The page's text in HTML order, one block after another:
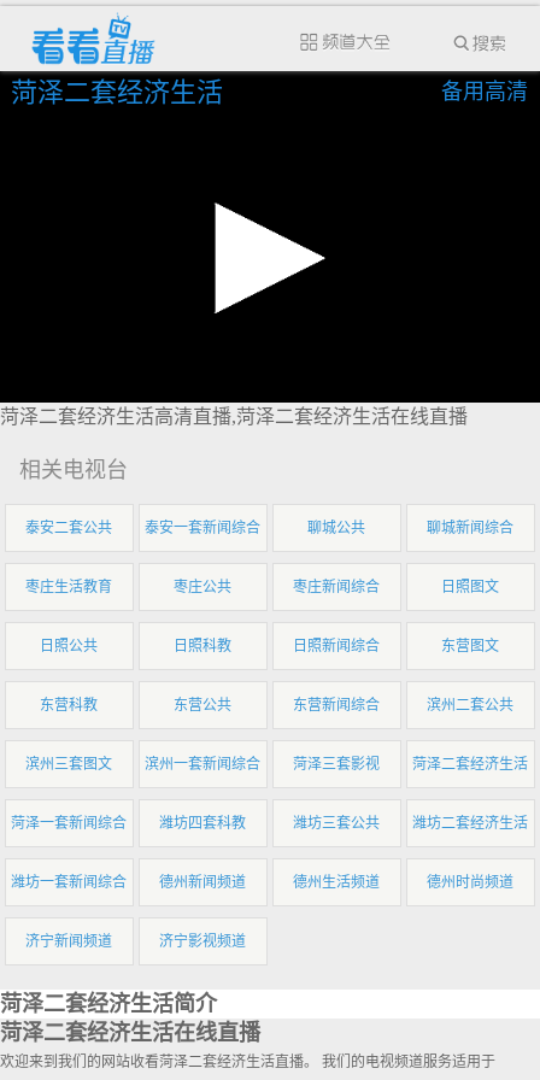
菏泽二套经济生活 备用高清
菏泽二套经济生活高清直播,菏泽二套经济生活在线直播
相关电视台
泰安二套公共 泰安一套新闻综合 聊城公共 聊城新闻综合
枣庄生活教育 枣庄公共 枣庄新闻综合 日照图文
日照公共 日照科教 日照新闻综合 东营图文
东营科教 东营公共 东营新闻综合 滨州二套公共
滨州三套图文 滨州一套新闻综合 菏泽三套影视 菏泽二套经济生活
菏泽一套新闻综合 潍坊四套科教 潍坊三套公共 潍坊二套经济生活
潍坊一套新闻综合 德州新闻频道 德州生活频道 德州时尚频道
济宁新闻频道 济宁影视频道
菏泽二套经济生活简介
菏泽二套经济生活在线直播
欢迎来到我们的网站收看菏泽二套经济生活直播。 我们的电视频道服务适用于